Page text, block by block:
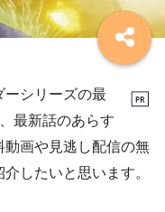
ーシリーズの最
最新話のあらす
動画や見逃し配信の無
したいと思います。